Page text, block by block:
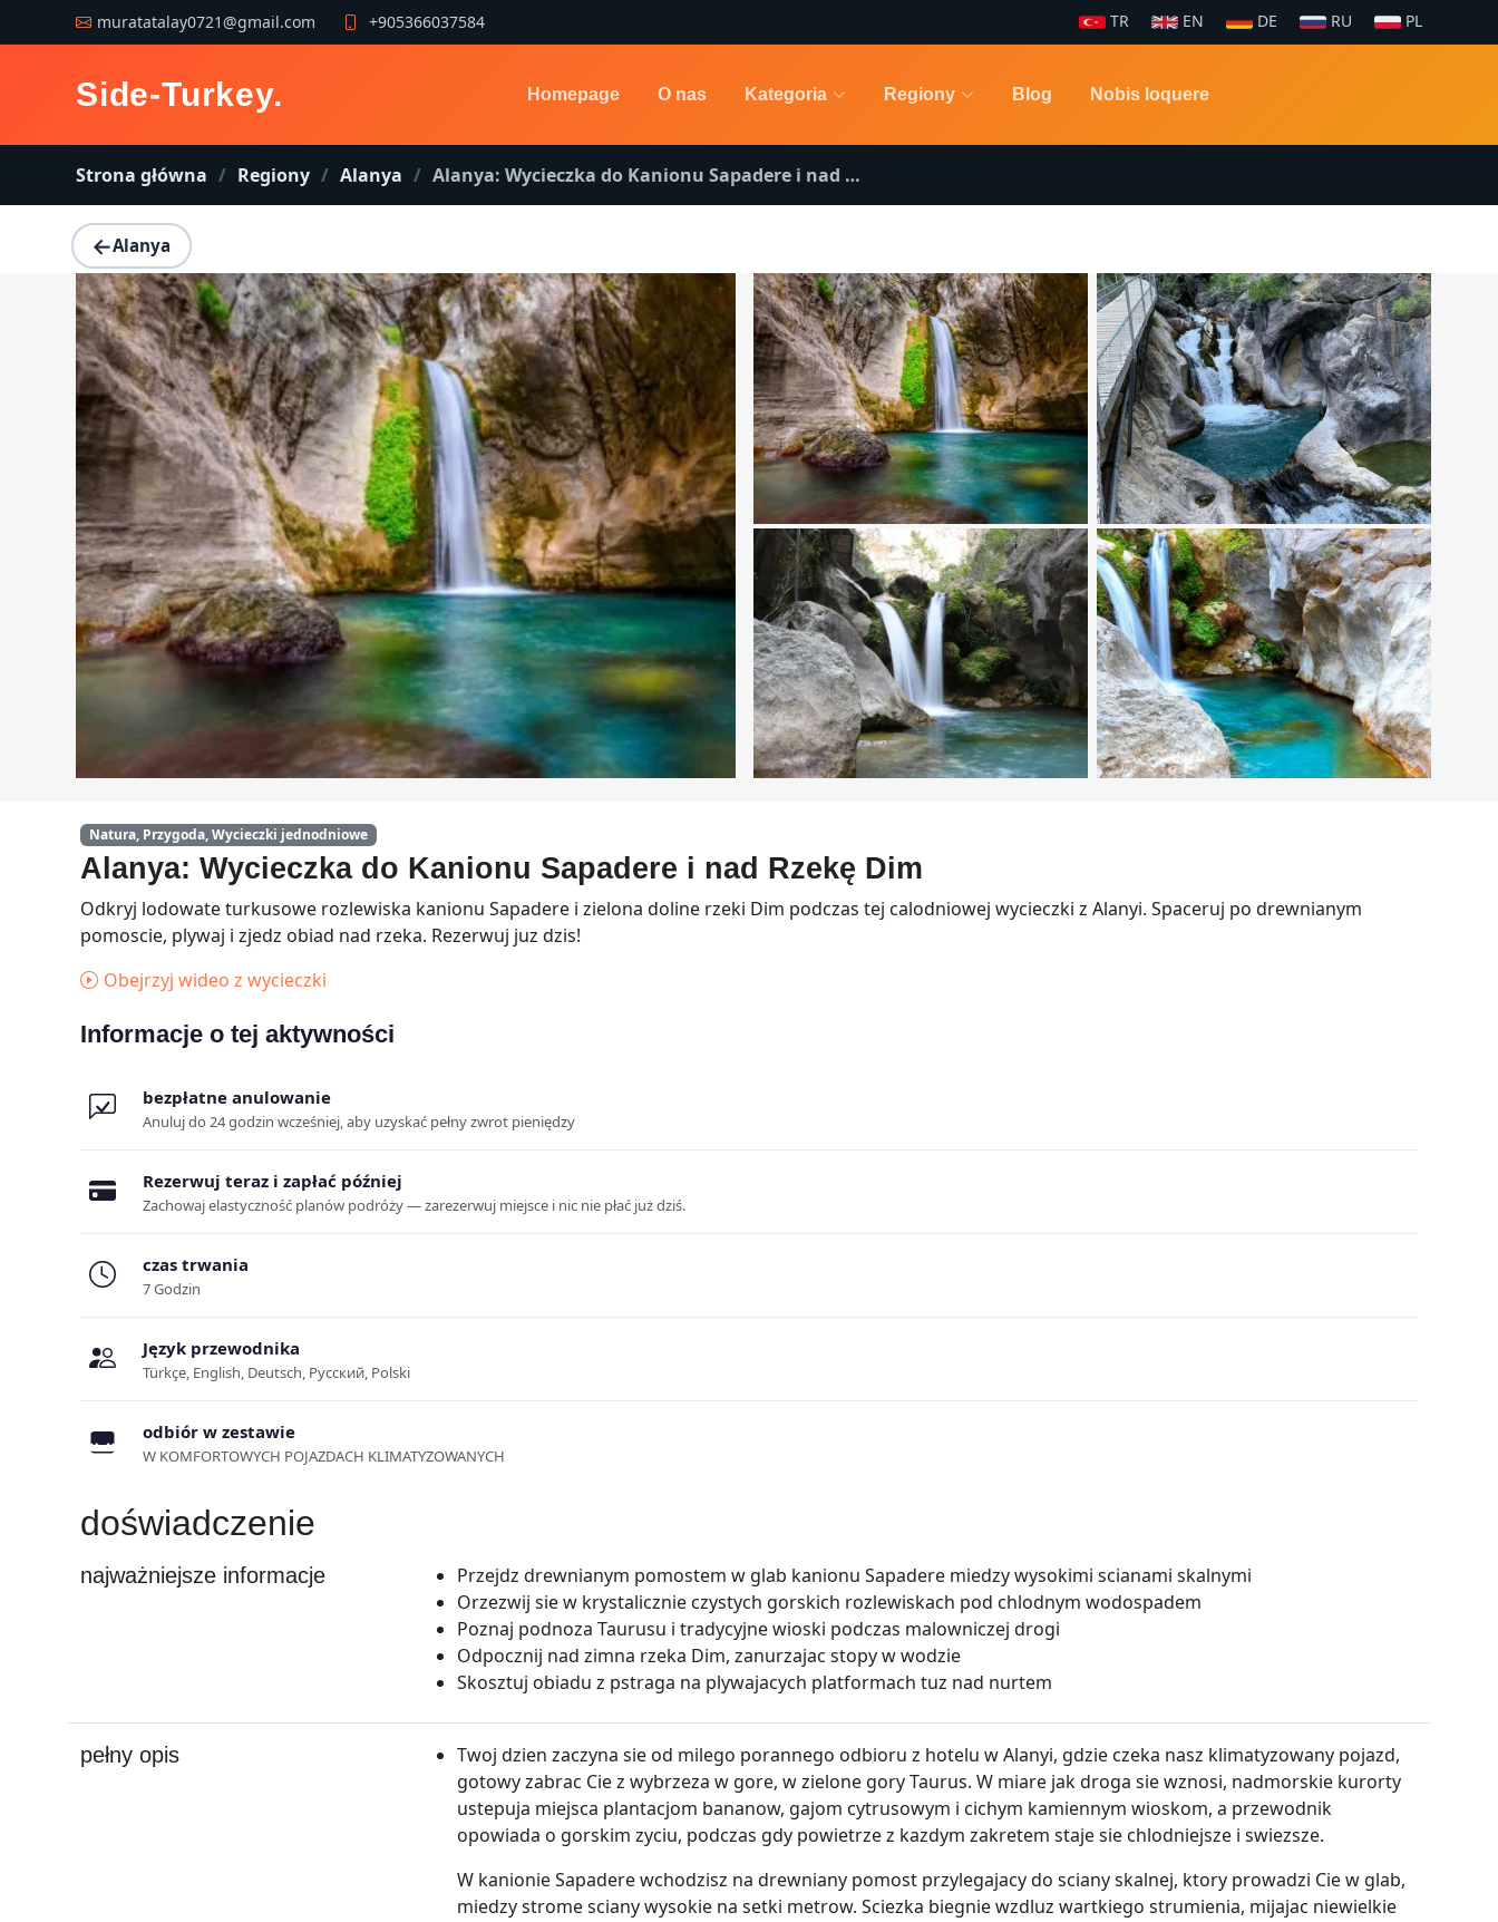
muratatalay0721@gmail.com +905366037584 TR EN DE RU PL
Side-Turkey. Homepage O nas Kategoria Regiony Blog Nobis loquere
Strona główna Regiony Alanya Alanya: Wycieczka do Kanionu Sapadere i nad Rzekę Dim
←Alanya
Natura, Przygoda, Wycieczki jednodniowe
Alanya: Wycieczka do Kanionu Sapadere i nad Rzekę Dim
Odkryj lodowate turkusowe rozlewiska kanionu Sapadere i zielona doline rzeki Dim podczas tej calodniowej wycieczki z Alanyi. Spaceruj po drewnianym
pomoscie, plywaj i zjedz obiad nad rzeka. Rezerwuj juz dzis!
Obejrzyj wideo z wycieczki
Informacje o tej aktywności
bezpłatne anulowanie
Anuluj do 24 godzin wcześniej, aby uzyskać pełny zwrot pieniędzy
Rezerwuj teraz i zapłać później
Zachowaj elastyczność planów podróży — zarezerwuj miejsce i nic nie płać już dziś.
czas trwania
7 Godzin
Język przewodnika
Türkçe, English, Deutsch, Русский, Polski
odbiór w zestawie
W KOMFORTOWYCH POJAZDACH KLIMATYZOWANYCH
doświadczenie
najważniejsze informacje
Przejdz drewnianym pomostem w glab kanionu Sapadere miedzy wysokimi scianami skalnymi
Orzezwij sie w krystalicznie czystych gorskich rozlewiskach pod chlodnym wodospadem
Poznaj podnoza Taurusu i tradycyjne wioski podczas malowniczej drogi
Odpocznij nad zimna rzeka Dim, zanurzajac stopy w wodzie
Skosztuj obiadu z pstraga na plywajacych platformach tuz nad nurtem
pełny opis
Twoj dzien zaczyna sie od milego porannego odbioru z hotelu w Alanyi, gdzie czeka nasz klimatyzowany pojazd,
gotowy zabrac Cie z wybrzeza w gore, w zielone gory Taurus. W miare jak droga sie wznosi, nadmorskie kurorty
ustepuja miejsca plantacjom bananow, gajom cytrusowym i cichym kamiennym wioskom, a przewodnik
opowiada o gorskim zyciu, podczas gdy powietrze z kazdym zakretem staje sie chlodniejsze i swiezsze.
W kanionie Sapadere wchodzisz na drewniany pomost przylegajacy do sciany skalnej, ktory prowadzi Cie w glab,
miedzy strome sciany wysokie na setki metrow. Sciezka biegnie wzdluz wartkiego strumienia, mijajac niewielkie